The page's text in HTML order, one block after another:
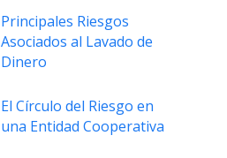
Principales Riesgos
Asociados al Lavado de
Dinero
El Círculo del Riesgo en
una Entidad Cooperativa